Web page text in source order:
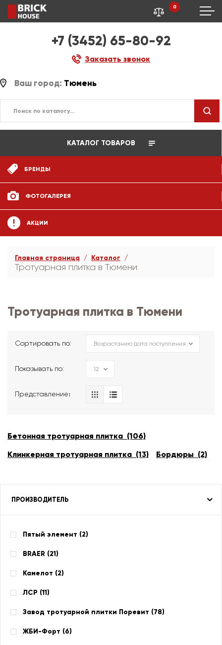
+7 (3452) 65-80-92
Заказать звонок
0
Ваш город: Тюмень
КАТАЛОГ ТОВАРОВ
БРЕНДЫ
ФОТОГАЛЕРЕЯ
АКЦИИ
Главная страница Каталог
Тротуарная плитка в Тюмени
Тротуарная плитка в Тюмени
Сортировать по:
Показывать по:
Представление։
Бетонная тротуарная плитка (106)
Клинкерная тротуарная плитка (13)
Бордюры (2)
ПРОИЗВОДИТЕЛЬ
Пятый элемент (2)
BRAER (21)
Камелот (2)
ЛСР (11)
Завод тротуарной плитки Поревит (78)
ЖБИ-Форт (6)